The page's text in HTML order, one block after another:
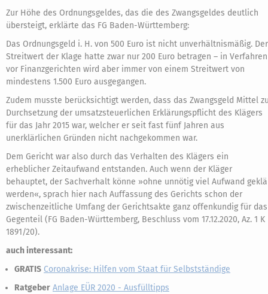
Zur Höhe des Ordnungsgeldes, das die des Zwangsgeldes deutlich
übersteigt, erklärte das FG Baden-Württemberg:
Das Ordnungsgeld i. H. von 500 Euro ist nicht unverhältnismäßig. Der
Streitwert der Klage hatte zwar nur 200 Euro betragen – in Verfahren
vor Finanzgerichten wird aber immer von einem Streitwert von
mindestens 1.500 Euro ausgegangen.
Zudem musste berücksichtigt werden, dass das Zwangsgeld Mittel
Durchsetzung der umsatzsteuerlichen Erklärungspflicht des Klägers
für das Jahr 2015 war, welcher er seit fast fünf Jahren aus
unerklärlichen Gründen nicht nachgekommen war.
Dem Gericht war also durch das Verhalten des Klägers ein
erheblicher Zeitaufwand entstanden. Auch wenn der Kläger
behauptet, der Sachverhalt könne »ohne unnötig viel Aufwand
werden«, sprach hier nach Auffassung des Gerichts schon der
zwischenzeitliche Umfang der Gerichtsakte ganz offenkundig für das
Gegenteil (FG Baden-Württemberg, Beschluss vom 17.12.2020, Az. 1 K
1891/20).
auch interessant:
GRATIS Coronakrise: Hilfen vom Staat für Selbstständige
Ratgeber Anlage EÜR 2020 - Ausfülltipps